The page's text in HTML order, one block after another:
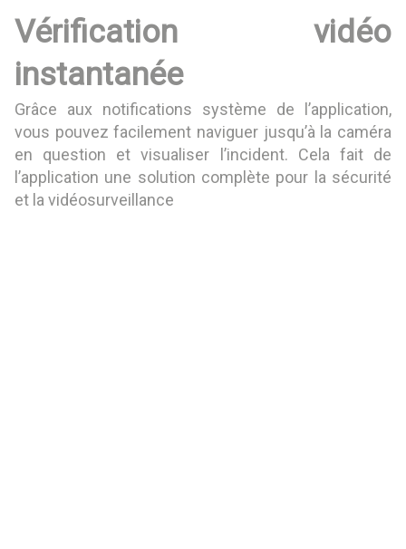
Vérification vidéo
instantanée
Grâce aux notifications système de l’application,
vous pouvez facilement naviguer jusqu’à la caméra
en question et visualiser l’incident. Cela fait de
l’application une solution complète pour la sécurité
et la vidéosurveillance